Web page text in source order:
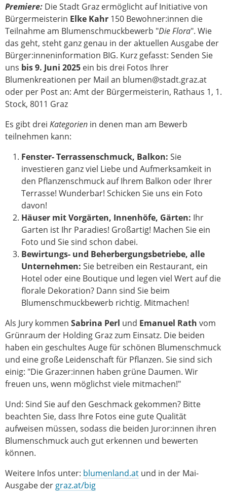
Premiere: Die Stadt Graz ermöglicht auf Initiative von
Bürgermeisterin Elke Kahr 150 Bewohner:innen die
Teilnahme am Blumenschmuckbewerb "Die Flora". Wie
das geht, steht ganz genau in der aktuellen Ausgabe der
Bürger:inneninformation BIG. Kurz gefasst: Senden Sie
uns bis 9. Juni 2025 ein bis drei Fotos Ihrer
Blumenkreationen per Mail an blumen@stadt.graz.at
oder per Post an: Amt der Bürgermeisterin, Rathaus 1, 1.
Stock, 8011 Graz
Es gibt drei Kategorien in denen man am Bewerb
teilnehmen kann:
Fenster- Terrassenschmuck, Balkon: Sie
investieren ganz viel Liebe und Aufmerksamkeit in
den Pflanzenschmuck auf Ihrem Balkon oder Ihrer
Terrasse! Wunderbar! Schicken Sie uns ein Foto
davon!
Häuser mit Vorgärten, Innenhöfe, Gärten: Ihr
Garten ist Ihr Paradies! Großartig! Machen Sie ein
Foto und Sie sind schon dabei.
Bewirtungs- und Beherbergungsbetriebe, alle
Unternehmen: Sie betreiben ein Restaurant, ein
Hotel oder eine Boutique und legen viel Wert auf die
florale Dekoration? Dann sind Sie beim
Blumenschmuckbewerb richtig. Mitmachen!
Als Jury kommen Sabrina Perl und Emanuel Rath vom
Grünraum der Holding Graz zum Einsatz. Die beiden
haben ein geschultes Auge für schönen Blumenschmuck
und eine große Leidenschaft für Pflanzen. Sie sind sich
einig: "Die Grazer:innen haben grüne Daumen. Wir
freuen uns, wenn möglichst viele mitmachen!"
Und: Sind Sie auf den Geschmack gekommen? Bitte
beachten Sie, dass Ihre Fotos eine gute Qualität
aufweisen müssen, sodass die beiden Juror:innen ihren
Blumenschmuck auch gut erkennen und bewerten
können.
Weitere Infos unter: blumenland.at und in der Mai-
Ausgabe der graz.at/big